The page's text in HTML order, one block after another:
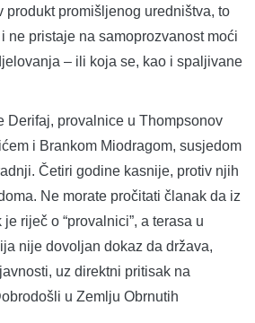
promišljenog uredništva, to
ne pristaje na samoprozvanost moći
– ili koja se, kao i spaljivane
Derifaj, provalnice u Thompsonov
i Brankom Miodragom, susjedom
Četiri godine kasnije, protiv njih
Ne morate pročitati članak da iz
riječ o “provalnici”, a terasa u
nije dovoljan dokaz da država,
uz direktni pritisak na
u Zemlju Obrnutih